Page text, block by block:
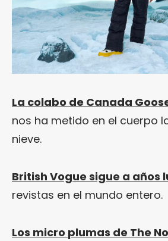
La colabo de Canada
nos ha metido en el cuerpo
nieve.
British Vogue sigue a años
revistas en el mundo entero.
Los micro plumas de The